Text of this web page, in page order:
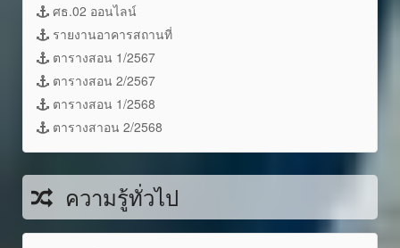
ศธ.02 ออนไลน์
รายงานอาคารสถานที่
ตารางสอน 1/2567
ตารางสอน 2/2567
ตารางสอน 1/2568
ตารางสาอน 2/2568
ความรู้ทั่วไป